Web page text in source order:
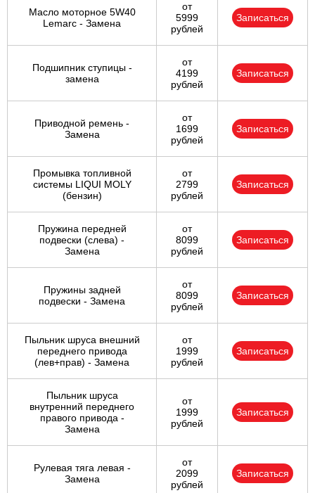
Масло моторное 5W40
Lemarc - Замена
от
5999
рублей
Записаться
Подшипник ступицы -
замена
от
4199
рублей
Записаться
Приводной ремень -
Замена
от
1699
рублей
Записаться
Промывка топливной
системы LIQUI MOLY
(бензин)
от
2799
рублей
Записаться
Пружина передней
подвески (слева) -
Замена
от
8099
рублей
Записаться
Пружины задней
подвески - Замена
от
8099
рублей
Записаться
Пыльник шруса внешний
переднего привода
(лев+прав) - Замена
от
1999
рублей
Записаться
Пыльник шруса
внутренний переднего
правого привода -
Замена
от
1999
рублей
Записаться
Рулевая тяга левая -
Замена
от
2099
рублей
Записаться